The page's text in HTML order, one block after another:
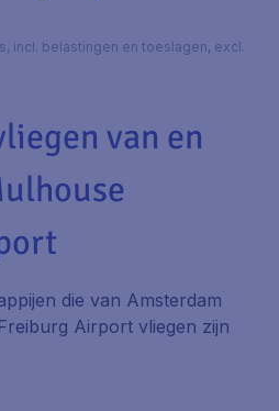
incl. belastingen en toeslagen, excl.
van en
die van Amsterdam
Airport vliegen zijn